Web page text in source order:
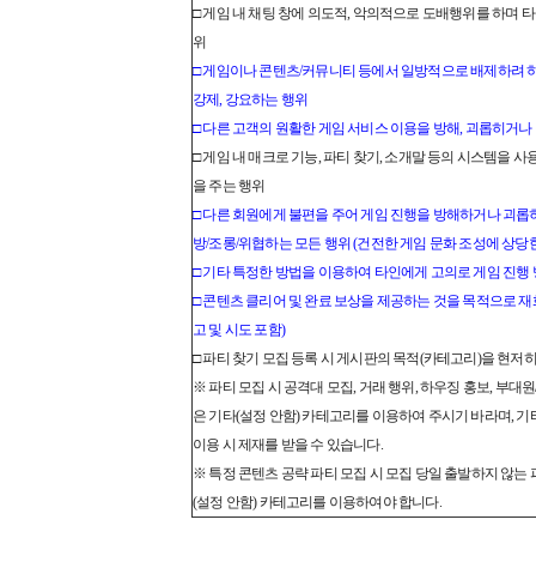
□ 게임 내 채팅 창에 의도적, 악의적으로 도배행위를 하며
위
□ 게임이나 콘텐츠/커뮤니티 등에서 일방적으로 배제하려
강제, 강요하는 행위
□ 다른 고객의 원활한 게임 서비스 이용을 방해, 괴롭히거
□ 게임 내 매크로 기능, 파티 찾기, 소개말 등의 시스템을 사
을 주는 행위
□ 다른 회원에게 불편을 주어 게임 진행을 방해하거나 괴롭
방/조롱/위협하는 모든 행위 (건전한 게임 문화 조성에 상당
□ 기타 특정한 방법을 이용하여 타인에게 고의로 게임 진행
□ 콘텐츠 클리어 및 완료 보상을 제공하는 것을 목적으로
고 및 시도 포함)
□ 파티 찾기 모집 등록 시 게시판의 목적(카테고리)을 현저
※ 파티 모집 시 공격대 모집, 거래 행위, 하우징 홍보, 부대
은 기타(설정 안함) 카테고리를 이용하여 주시기 바라며,
이용 시 제재를 받을 수 있습니다.
※ 특정 콘텐츠 공략 파티 모집 시 모집 당일 출발하지 않는
(설정 안함) 카테고리를 이용하여야 합니다.